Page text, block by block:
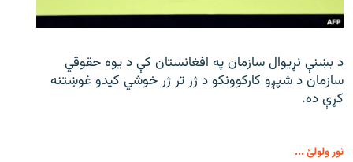
د بښنې نړیوال سازمان په افغانستان کې د یوه حقوقي
سازمان د شپږو کارکوونکو د ژر تر ژر خوشي کیدو غوښتنه
کړې ده.
نور ولولئ ...